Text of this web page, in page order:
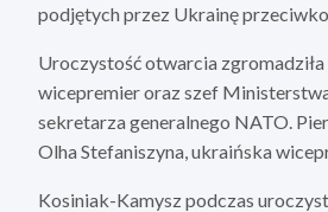
podjętych przez Ukrainę
Uroczystość otwarcia zgromadziła
wicepremier oraz szef
sekretarza generalnego NATO.
Olha Stefaniszyna, ukraińska
Kosiniak-Kamysz podczas